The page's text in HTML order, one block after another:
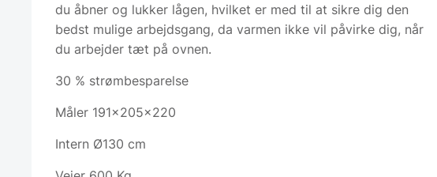
du åbner og lukker lågen, hvilket er med til at sikre dig den
bedst mulige arbejdsgang, da varmen ikke vil påvirke dig, når
du arbejder tæt på ovnen.
30 % strømbesparelse
Måler 191x205x220
Intern Ø130 cm